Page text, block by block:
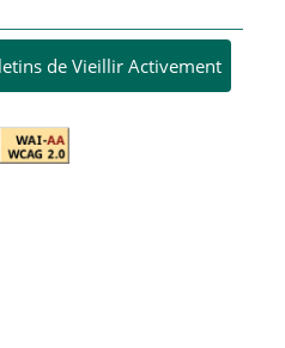
de Vieillir Activement